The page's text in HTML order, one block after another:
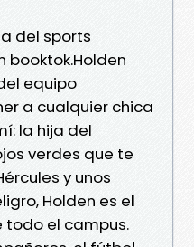
del sports
booktok.Holden
equipo
a cualquier chica
la hija del
verdes que te
y unos
Holden es el
el campus.